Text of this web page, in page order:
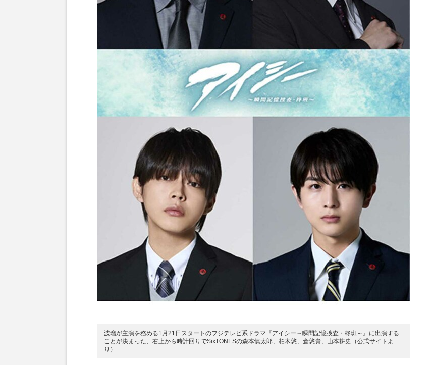
波瑠が主演を務める1月21日スタートのフジテレビ系ドラマ『アイシー～瞬間記憶捜査・柊班～』に出演する
ことが決まった、右上から時計回りでSixTONESの森本慎太郎、柏木悠、倉悠貴、山本耕史（公式サイトよ
り）